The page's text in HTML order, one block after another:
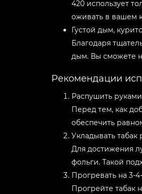
420 использует
оживать в вашем
Густой дым,
Благодаря
дым. Вы сможете
Рекомендации
Распушить
Перед тем, как
обеспечить
Укладывать
Для достижения
фольги. Такой
Прогревать на 3-
Прогрейте табак